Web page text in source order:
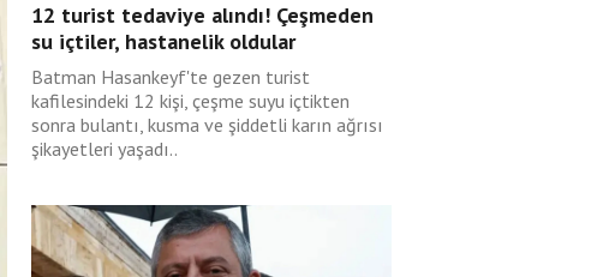
12 turist tedaviye alındı! Çeşmeden
su içtiler, hastanelik oldular
Batman Hasankeyf'te gezen turist
kafilesindeki 12 kişi, çeşme suyu içtikten
sonra bulantı, kusma ve şiddetli karın ağrısı
şikayetleri yaşadı..